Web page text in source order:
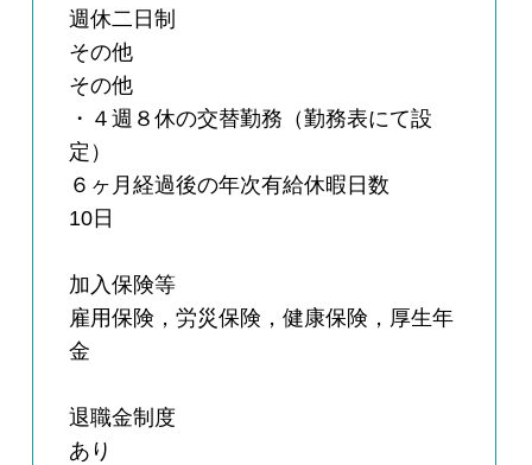
週休二日制
その他
その他
・４週８休の交替勤務（勤務表にて設
定）
６ヶ月経過後の年次有給休暇日数
10日
加入保険等
雇用保険，労災保険，健康保険，厚生年
金
退職金制度
あり